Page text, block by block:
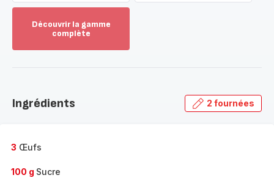
Découvrir la gamme
complète
gamme
Ingrédients 2 fournées
3 Œufs
100 g Sucre